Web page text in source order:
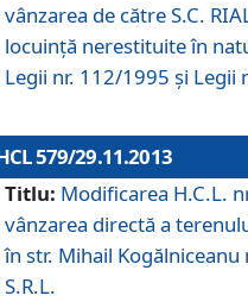
vânzarea de către S.C.
locuinţă nerestituite în
Legii nr. 112/1995 şi Legii
579/29.11.2013
Titlu: Modificarea H.C.L.
vânzarea directă a
în str. Mihail Kogălniceanu
S.R.L.